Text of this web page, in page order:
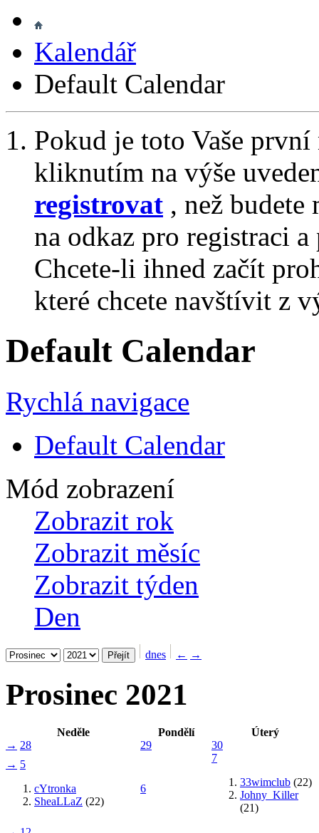
Kalendář
Default Calendar
Pokud je toto Vaše
kliknutím na výše
registrovat , než
na odkaz pro registraci
Chcete-li ihned začít
které chcete navštívit z
Default Calendar
Rychlá navigace
Default Calendar
Mód zobrazení
Zobrazit rok
Zobrazit měsíc
Zobrazit týden
Den
dnes ← →
Prosinec 2021
Neděle Pondělí
Úterý
→ 28 29
30
→ 5
cYtronka
SheaLLaZ (22)
6
7
33wimclub (22)
Johny_Killer
(21)